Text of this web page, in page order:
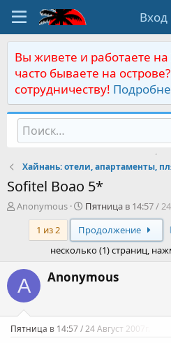
Вход
Вы живете и работаете
часто бываете на
сотрудничеству!
Хайнань: отели, апартаменты,
Sofitel Вoao 5*
А
т
м
ы
Anonymous
Д
а
т
а
н
ч
а
Пятница в 14:57 / 24
1 из 2
Продолжение
несколько (1) страниц,
A Anonymous
Пятница в 14:57 / 24 Август 2007г.